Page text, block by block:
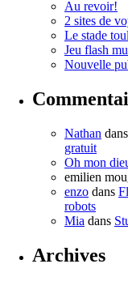
Au revoir!
2 sites de
Le stade
Jeu flash
Nouvelle
Nathan dans
gratuit
Oh mon
emilien
enzo dans
robots
Mia dans
Archives